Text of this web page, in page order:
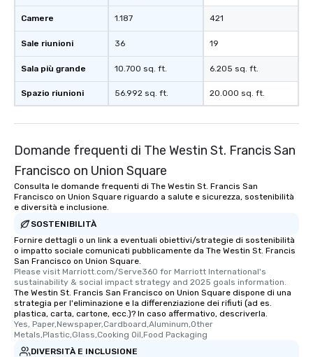
restaurants are within
walking distance of
networking
heading to the next
itinerary. You Get a Dinner and a Show
Our tours offer an
entertainment. All
who leads the group
fascinating stories.
interactive
Different Types of
experiences offer the
several renowned
convenient outing,
and your guests
discovered otherwise
Camere
Sale riunioni
Sala più grande
Spazio riunioni
1.187
36
10.700 sq. ft.
56.992 sq. ft.
421
19
6.205 sq. ft.
20.000 sq. ft.
Domande frequenti di The Westin St. Francis San
Francisco on Union Square
Consulta le domande frequenti di The Westin St. Francis San
Francisco on Union Square riguardo a salute e sicurezza, sostenibilità
e diversità e inclusione.
SOSTENIBILITÀ
Fornire dettagli o un link a eventuali obiettivi/strategie di sostenibilità
o impatto sociale comunicati pubblicamente da The Westin St. Francis
San Francisco on Union Square.
Please visit Marriott.com/Serve360 for Marriott International's
sustainability & social impact strategy and 2025 goals information.
The Westin St. Francis San Francisco on Union Square dispone di una
strategia per l'eliminazione e la differenziazione dei rifiuti (ad es.
plastica, carta, cartone, ecc.)? In caso affermativo, descriverla.
Yes, Paper,Newspaper,Cardboard,Aluminum,Other
Metals,Plastic,Glass,Cooking Oil,Food Packaging
DIVERSITÀ E INCLUSIONE